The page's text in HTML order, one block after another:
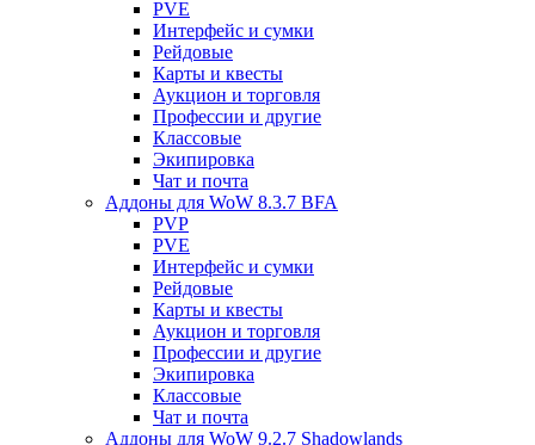
PVE
Интерфейс и сумки
Рейдовые
Карты и квесты
Аукцион и торговля
Профессии и другие
Классовые
Экипировка
Чат и почта
Аддоны для WoW 8.3.7 BFA
PVP
PVE
Интерфейс и сумки
Рейдовые
Карты и квесты
Аукцион и торговля
Профессии и другие
Экипировка
Классовые
Чат и почта
Аддоны для WoW 9.2.7 Shadowlands